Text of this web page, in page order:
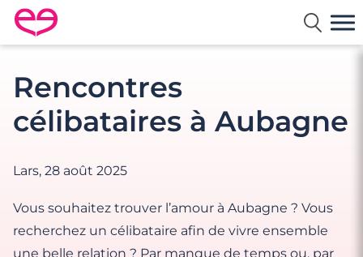
Rencontre en France avec Meetic
Rencontres
célibataires à Aubagne
Lars, 28 août 2025
Vous souhaitez trouver l’amour à Aubagne ? Vous
recherchez un célibataire afin de vivre ensemble
une belle relation ? Par manque de temps ou, par